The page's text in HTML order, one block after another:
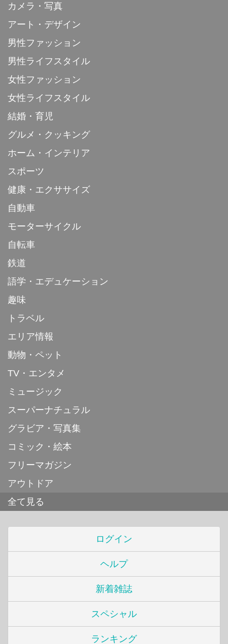
カメラ・写真
アート・デザイン
男性ファッション
男性ライフスタイル
女性ファッション
女性ライフスタイル
結婚・育児
グルメ・クッキング
ホーム・インテリア
スポーツ
健康・エクササイズ
自動車
モーターサイクル
自転車
鉄道
語学・エデュケーション
趣味
トラベル
エリア情報
動物・ペット
TV・エンタメ
ミュージック
スーパーナチュラル
グラビア・写真集
コミック・絵本
フリーマガジン
アウトドア
全て見る
ログイン
ヘルプ
新着雑誌
スペシャル
ランキング